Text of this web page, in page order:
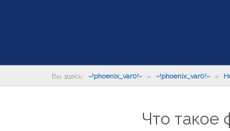
Вы здесь: ~!phoenix_var0!~ » ~!phoenix_var0!~ »
Что такое